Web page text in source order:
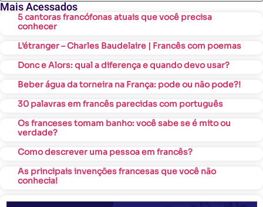
Mais Acessados
5 cantoras francófonas atuais que você precisa
conhecer
L’étranger – Charles Baudelaire | Francês com poemas
Donc e Alors: qual a diferença e quando devo usar?
Beber água da torneira na França: pode ou não pode?!
30 palavras em francês parecidas com português
Os franceses tomam banho: você sabe se é mito ou
verdade?
Como descrever uma pessoa em francês?
As principais invenções francesas que você não
conhecia!